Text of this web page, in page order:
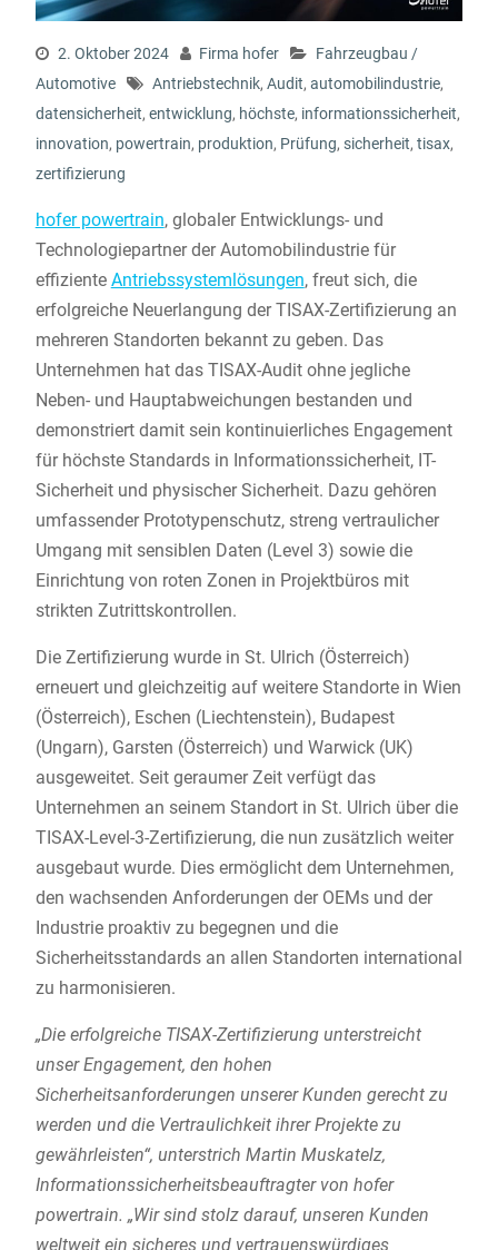
2. Oktober 2024 Firma hofer
Fahrzeugbau /
Automotive
Antriebstechnik, Audit, automobilindustrie,
datensicherheit, entwicklung, höchste, informationssicherheit,
innovation, powertrain, produktion, Prüfung, sicherheit, tisax,
zertifizierung
hofer powertrain, globaler Entwicklungs- und
Technologiepartner der Automobilindustrie für
effiziente Antriebssystemlösungen, freut sich, die
erfolgreiche Neuerlangung der TISAX-Zertifizierung an
mehreren Standorten bekannt zu geben. Das
Unternehmen hat das TISAX-Audit ohne jegliche
Neben- und Hauptabweichungen bestanden und
demonstriert damit sein kontinuierliches Engagement
für höchste Standards in Informationssicherheit, IT-
Sicherheit und physischer Sicherheit. Dazu gehören
umfassender Prototypenschutz, streng vertraulicher
Umgang mit sensiblen Daten (Level 3) sowie die
Einrichtung von roten Zonen in Projektbüros mit
strikten Zutrittskontrollen.
Die Zertifizierung wurde in St. Ulrich (Österreich)
erneuert und gleichzeitig auf weitere Standorte in Wien
(Österreich), Eschen (Liechtenstein), Budapest
(Ungarn), Garsten (Österreich) und Warwick (UK)
ausgeweitet. Seit geraumer Zeit verfügt das
Unternehmen an seinem Standort in St. Ulrich über die
TISAX-Level-3-Zertifizierung, die nun zusätzlich weiter
ausgebaut wurde. Dies ermöglicht dem Unternehmen,
den wachsenden Anforderungen der OEMs und der
Industrie proaktiv zu begegnen und die
Sicherheitsstandards an allen Standorten international
zu harmonisieren.
„Die erfolgreiche TISAX-Zertifizierung unterstreicht
unser Engagement, den hohen
Sicherheitsanforderungen unserer Kunden gerecht zu
werden und die Vertraulichkeit ihrer Projekte zu
gewährleisten“, unterstrich Martin Muskatelz,
Informationssicherheitsbeauftragter von hofer
powertrain. „Wir sind stolz darauf, unseren Kunden
weltweit ein sicheres und vertrauenswürdiges